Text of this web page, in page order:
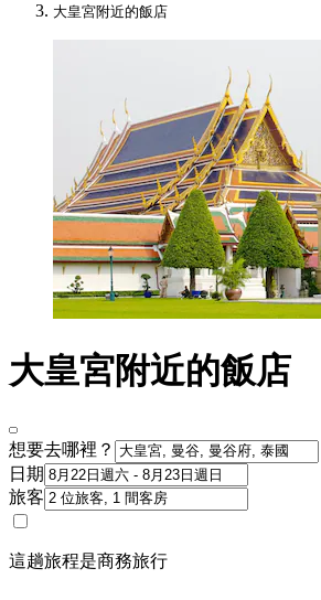
大皇宮附近的飯店
大皇宮附近的飯店
想要去哪裡？
日期
旅客
這趟旅程是商務旅行